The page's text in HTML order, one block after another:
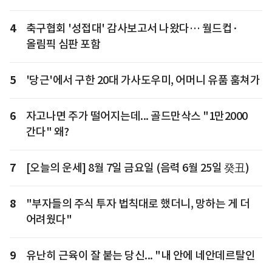
4
축구협회 '성접대' 감사보고서 나왔다… 월드컵·
올림픽 심판 포함
5 '당근'에서 구한 20대 가사도우미, 어머니 유품 훔쳐가
6
자고나면 주가 떨어지는데... 골드만삭스 "1만2000
간다" 왜?
7 [오늘의 운세] 8월 7일 금요일 (음력 6월 25일 癸丑)
8
"부자들의 주식 투자 법칙대로 했더니, 망하는 게 더
어려웠다"
9
유난히 근육이 잘 붙는 당신... "내 안에 네안데르탈인